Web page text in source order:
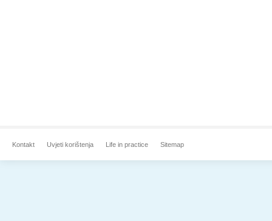
Kontakt Uvjeti korištenja Life in practice Sitemap